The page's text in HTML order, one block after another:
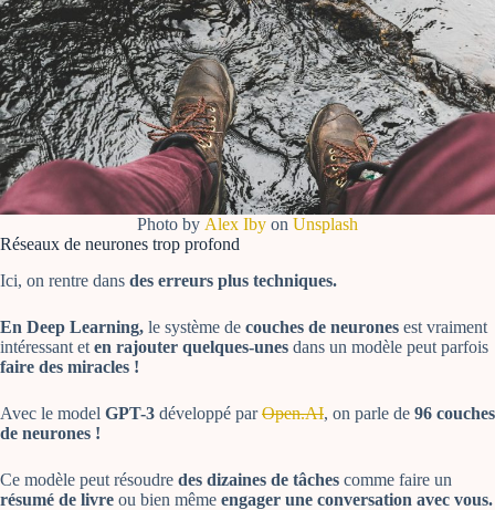
Photo by Alex Iby on Unsplash
Réseaux de neurones trop profond
Ici, on rentre dans des erreurs plus techniques.
En Deep Learning, le système de couches de neurones est vraiment
intéressant et en rajouter quelques-unes dans un modèle peut parfois
faire des miracles !
Avec le model GPT-3 développé parOpen.AI, on parle de 96 couches
de neurones !
Ce modèle peut résoudre des dizaines de tâches comme faire un
résumé de livre ou bien même engager une conversation avec vous.